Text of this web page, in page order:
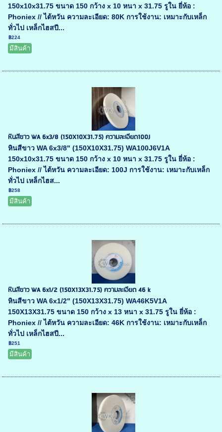
150x10x31.75 ขนาด 150 กว้าง x 10 หนา x 31.75 รูใน ยี่ห้อ :
Phoniex // ไต้หวัน ความละเอียด: 80K การใช้งาน: เหมาะกับเหล็ก
ทั่วไป เหล็กไฮสปี...
฿224
มีสินค้า
หินสีขาว WA 6x3/8 (150X10X31.75) ความละเอียด100J
หินสีขาว WA 6x3/8" (150X10X31.75) WA100J6V1A
150x10x31.75 ขนาด 150 กว้าง x 10 หนา x 31.75 รูใน ยี่ห้อ :
Phoniex // ไต้หวัน ความละเอียด: 100J การใช้งาน: เหมาะกับเหล็ก
ทั่วไป เหล็กไฮส...
฿258
มีสินค้า
หินสีขาว WA 6x1/2 (150X13X31.75) ความละเอียด 46 k
หินสีขาว WA 6x1/2" (150X13X31.75) WA46K5V1A
150X13X31.75 ขนาด 150 กว้าง x 13 หนา x 31.75 รูใน ยี่ห้อ :
Phoniex // ไต้หวัน ความละเอียด: 46K การใช้งาน: เหมาะกับเหล็ก
ทั่วไป เหล็กไฮสปี...
฿251
มีสินค้า